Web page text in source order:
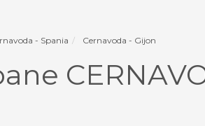
- Spania Cernavoda - Gijon